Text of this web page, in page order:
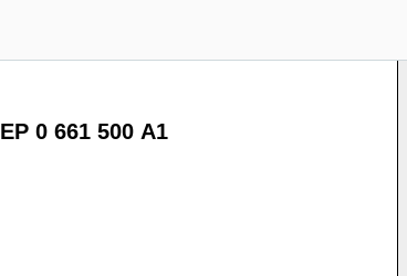
EP 0 661 500 A1